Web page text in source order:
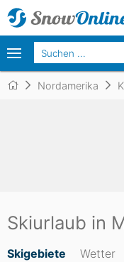
Nordamerika
Skiurlaub in
Skigebiete Wetter